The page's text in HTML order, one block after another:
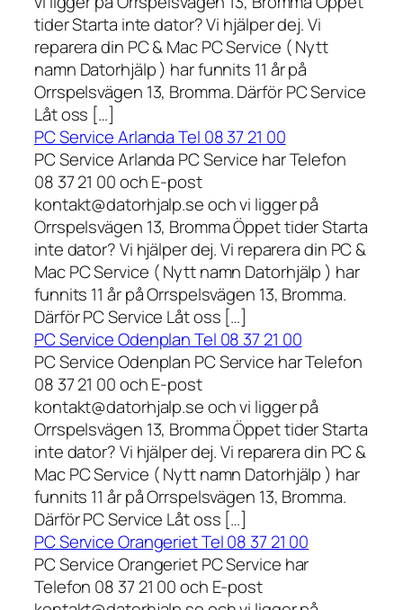
tider Starta inte dator? Vi hjälper dej. Vi
reparera din PC & Mac PC Service ( Nytt
namn Datorhjälp ) har funnits 11 år på
Orrspelsvägen 13, Bromma. Därför PC Service
Låt oss […]
PC Service Arlanda Tel 08 37 21 00
PC Service Arlanda PC Service har Telefon
08 37 21 00 och E-post
kontakt@datorhjalp.se och vi ligger på
Orrspelsvägen 13, Bromma Öppet tider Starta
inte dator? Vi hjälper dej. Vi reparera din PC &
Mac PC Service ( Nytt namn Datorhjälp ) har
funnits 11 år på Orrspelsvägen 13, Bromma.
Därför PC Service Låt oss […]
PC Service Odenplan Tel 08 37 21 00
PC Service Odenplan PC Service har Telefon
08 37 21 00 och E-post
kontakt@datorhjalp.se och vi ligger på
Orrspelsvägen 13, Bromma Öppet tider Starta
inte dator? Vi hjälper dej. Vi reparera din PC &
Mac PC Service ( Nytt namn Datorhjälp ) har
funnits 11 år på Orrspelsvägen 13, Bromma.
Därför PC Service Låt oss […]
PC Service Orangeriet Tel 08 37 21 00
PC Service Orangeriet PC Service har
Telefon 08 37 21 00 och E-post